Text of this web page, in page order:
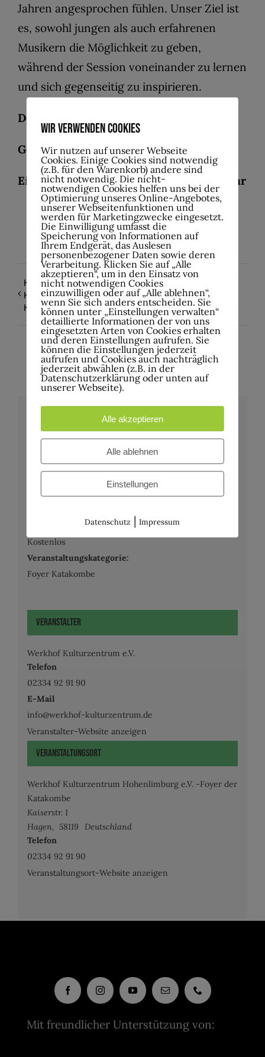
Jahren angesprochen fühlen. Unser Ziel ist
es, sowohl jungen als auch erfahrenen
Musikern die Möglichkeit zu geben,
während der Session voneinander zu lernen
und sich gegenseitig zu inspirieren.
Der Eintritt ist wie immer frei
Gerne nachvorheriger Anmeldung
Einlass ab 18:30 Uhr – Showtime 19:00 Uhr
KunstWerkhof:
Künstlertreff im
Kulturzentrum
Tanz in den Mai mit
Halber Liter
Details
Datum:
Zeit:
Kostenlos
Veranstaltungskategorie:
Foyer Katakombe
Veranstaltungsort
Werkhof Kulturzentrum Hohenlimburg e.V. -Foyer der
Katakombe
Kaiserstr. 1
Hagen, 58119
Deutschland
Telefon
02334 92 91 90
Veranstaltungsort-Website anzeigen
Veranstalter
Werkhof Kulturzentrum e.V.
Telefon
02334 92 91 90
E-Mail
info@werkhof-kulturzentrum.de
Veranstalter-Website anzeigen
Mit freundlicher Unterstützung von:
Wir verwenden Cookies
Wir nutzen auf unserer Webseite
Cookies. Einige Cookies sind notwendig
(z.B. für den Warenkorb) andere sind
nicht notwendig. Die nicht-
notwendigen Cookies helfen uns bei der
Optimierung unseres Online-Angebotes,
unserer Webseitenfunktionen und
werden für Marketingzwecke eingesetzt.
Die Einwilligung umfasst die
Speicherung von Informationen auf
Ihrem Endgerät, das Auslesen
personenbezogener Daten sowie deren
Verarbeitung. Klicken Sie auf „Alle
akzeptieren“, um in den Einsatz von
nicht notwendigen Cookies
einzuwilligen oder auf „Alle ablehnen“,
wenn Sie sich anders entscheiden. Sie
können unter „Einstellungen verwalten“
detaillierte Informationen der von uns
eingesetzten Arten von Cookies erhalten
und deren Einstellungen aufrufen. Sie
können die Einstellungen jederzeit
aufrufen und Cookies auch nachträglich
jederzeit abwählen (z.B. in der
Datenschutzerklärung oder unten auf
unserer Webseite).
Alle akzeptieren
Alle ablehnen
Einstellungen
Datenschutz |Impressum